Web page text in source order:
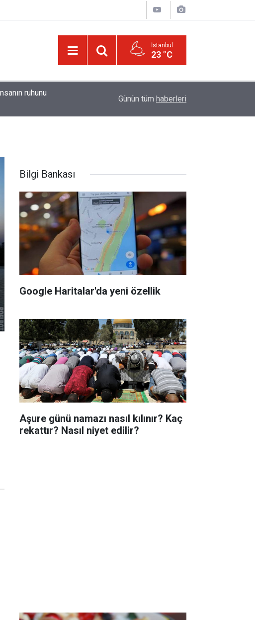
İstanbul
23 °C
Güldüren de O’dur, ağlatan da O’dur, öldüren de
Günün tüm haberleri
Bilgi Bankası
Google Haritalar'da yeni özellik
Aşure günü namazı nasıl kılınır? Kaç
rekattır? Nasıl niyet edilir?